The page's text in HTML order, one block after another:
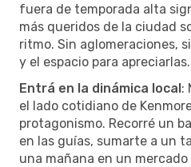
fuera de temporada alta
más queridos de la ciudad
ritmo. Sin aglomeraciones,
y el espacio para apreciarlas.
Entrá en la dinámica local:
el lado cotidiano de
protagonismo. Recorré un
en las guías, sumarte a un
una mañana en un